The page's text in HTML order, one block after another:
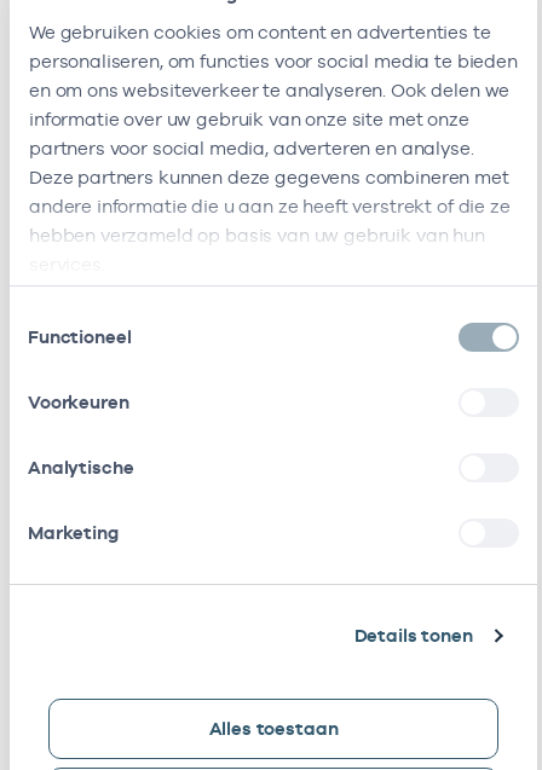
We gebruiken cookies om content en advertenties te
personaliseren, om functies voor social media te bieden
en om ons websiteverkeer te analyseren. Ook delen we
informatie over uw gebruik van onze site met onze
partners voor social media, adverteren en analyse.
Deze partners kunnen deze gegevens combineren met
andere informatie die u aan ze heeft verstrekt of die ze
hebben verzameld op basis van uw gebruik van hun
Functioneel
Voorkeuren
Analytische
Marketing
Details tonen
Alles toestaan
Ik ben werkzaam bij de volgende vestigingen
Fysiotherapie
Zorggroep
Almere -
Vizier
Oedeemtherapie -
Fysiotherapie
Zorggroep
Almere -
Waterwijk
Oedeemtherapie -
Almere
Zorggroep
Ik heb een arbeidsrelatie met